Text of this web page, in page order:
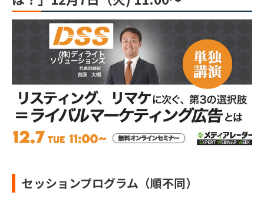
セッションプログラム（順不同）